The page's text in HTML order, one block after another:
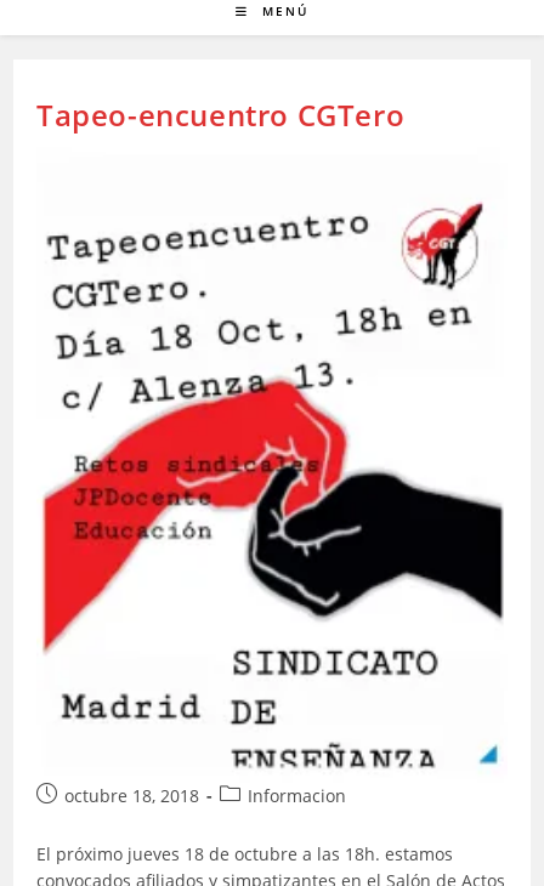
MENÚ
Tapeo-encuentro CGTero
Publicación
la
entrada:
octubre 18, 2018
Categoría
la
entrada:
Informacion
El próximo jueves 18 de octubre a las 18h. estamos
convocados afiliados y simpatizantes en el Salón de Actos